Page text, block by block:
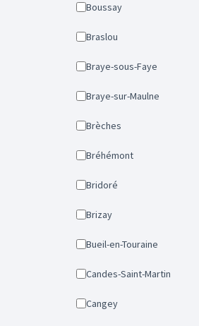
Boussay
Braslou
Braye-sous-Faye
Braye-sur-Maulne
Brèches
Bréhémont
Bridoré
Brizay
Bueil-en-Touraine
Candes-Saint-Martin
Cangey